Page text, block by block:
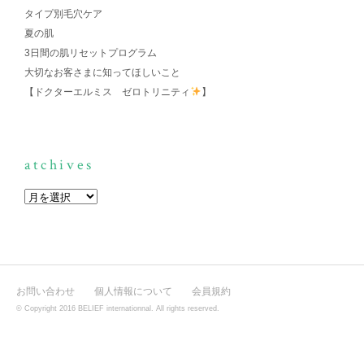
タイプ別毛穴ケア
夏の肌
3日間の肌リセットプログラム
大切なお客さまに知ってほしいこと
【ドクターエルミス ゼロトリニティ
】
atchives
お問い合わせ 個人情報について 会員規約
© Copyright 2016 BELIEF internationnal. All rights reserved.